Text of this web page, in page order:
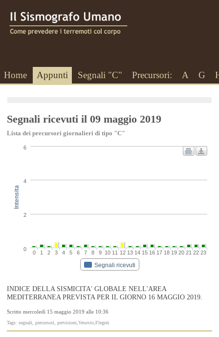
Home Appunti Segnali "C" Precursori: A G
Segnali ricevuti il 09 maggio 2019
Lista dei precursori giornalieri di tipo "C"
Intensita
Segnali ricevuti
0 1 2 3 4 5 6 7 8 9 10 11 12 13 14 15 16 17 18 19 20 21 22 23
0
2
4
6
INDICE DELLA SISMICITA' GLOBALE NELL'AREA
MEDITERRANEA PREVISTA PER IL GIORNO 16 MAGGIO 2019.
Scritto mercoledì 15 maggio 2019 alle 10:36
Tags: segnali, precursori, previsioni,Vesuvio,Flegrei.